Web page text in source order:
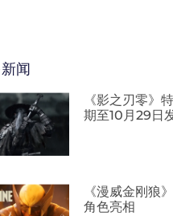
闻
《影之刃零》
期至10月29日
《漫威金刚狼
角色亮相